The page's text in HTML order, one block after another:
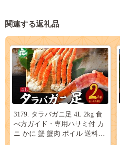
関連する返礼品
3179. タラバガニ足 4L 2kg 食
べ方ガイド・専用ハサミ付 カ
ニ かに 蟹 蟹肉 ボイル 送料無